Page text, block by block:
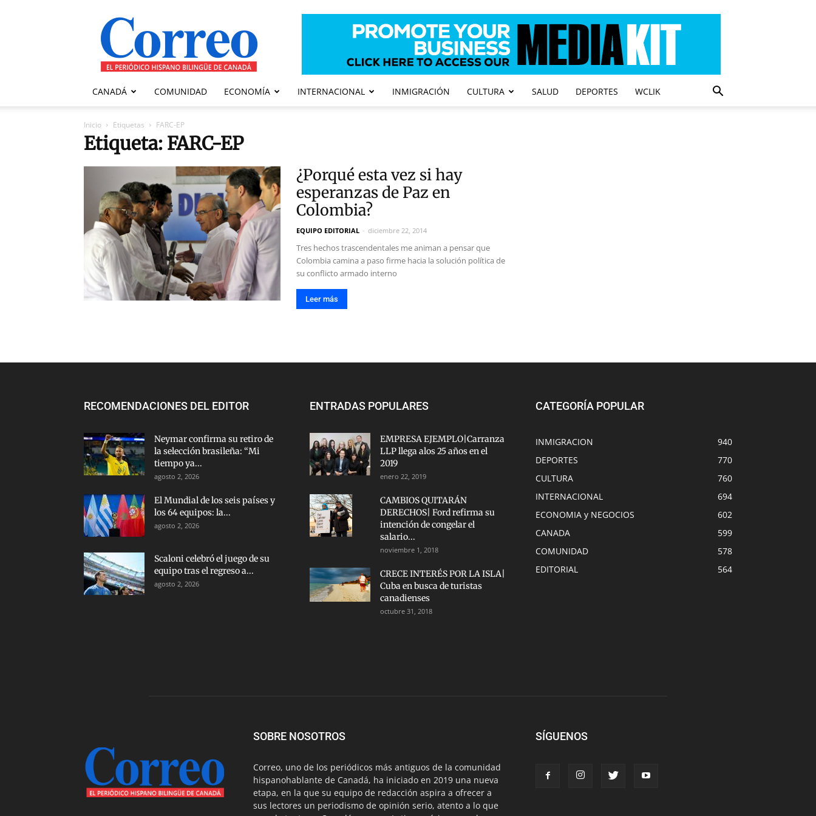
Correo
Canadiense
CANADÁ COMUNIDAD ECONOMÍA INTERNACIONAL INMIGRACIÓN CULTURA SALUD DEPORTES WCLIK
Inicio Etiquetas FARC-EP
Etiqueta: FARC-EP
¿Porqué esta vez si hay
esperanzas de Paz en
Colombia?
EQUIPO EDITORIAL - diciembre 22, 2014
Tres hechos trascendentales me animan a pensar que
Colombia camina a paso firme hacia la solución política de
su conflicto armado interno
Leer más
RECOMENDACIONES DEL EDITOR
Neymar confirma su retiro de
la selección brasileña: “Mi
tiempo ya...
agosto 2, 2026
El Mundial de los seis países y
los 64 equipos: la...
agosto 2, 2026
Scaloni celebró el juego de su
equipo tras el regreso a...
agosto 2, 2026
ENTRADAS POPULARES
EMPRESA EJEMPLO|Carranza
LLP llega alos 25 años en el
2019
enero 22, 2019
CAMBIOS QUITARÁN
DERECHOS| Ford refirma su
intención de congelar el
salario...
noviembre 1, 2018
CRECE INTERÉS POR LA ISLA|
Cuba en busca de turistas
canadienses
octubre 31, 2018
CATEGORÍA POPULAR
INMIGRACION
940
DEPORTES
770
CULTURA
760
INTERNACIONAL
694
ECONOMIA y NEGOCIOS
602
CANADA
599
COMUNIDAD
578
EDITORIAL
564
SOBRE NOSOTROS
Correo, uno de los periódicos más antiguos de la comunidad
hispanohablante de Canadá, ha iniciado en 2019 una nueva
etapa, en la que su equipo de redacción aspira a ofrecer a
sus lectores un periodismo de opinión serio, atento a lo que
SÍGUENOS